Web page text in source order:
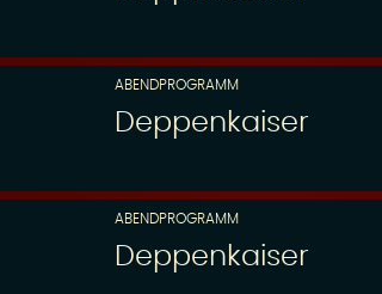
ABENDPROGRAMM
Deppenkaiser
ABENDPROGRAMM
Deppenkaiser